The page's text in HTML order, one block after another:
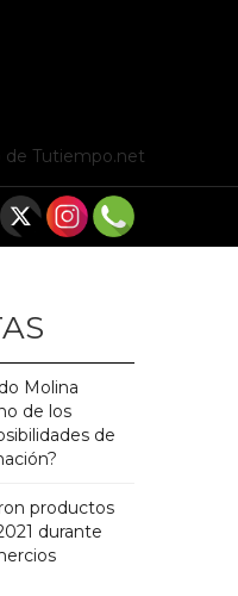
de Tutiempo.net
Molina
de los
de
productos
durante